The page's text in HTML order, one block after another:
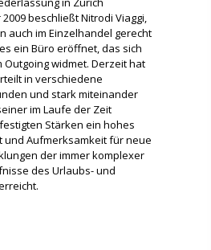
beschließt Nitrodi Viaggi,
auch im Einzelhandel gerecht
ein Büro eröffnet, das sich
Outgoing widmet. Derzeit hat
in verschiedene
und stark miteinander
im Laufe der Zeit
Stärken ein hohes
und Aufmerksamkeit für neue
der immer komplexer
des Urlaubs- und